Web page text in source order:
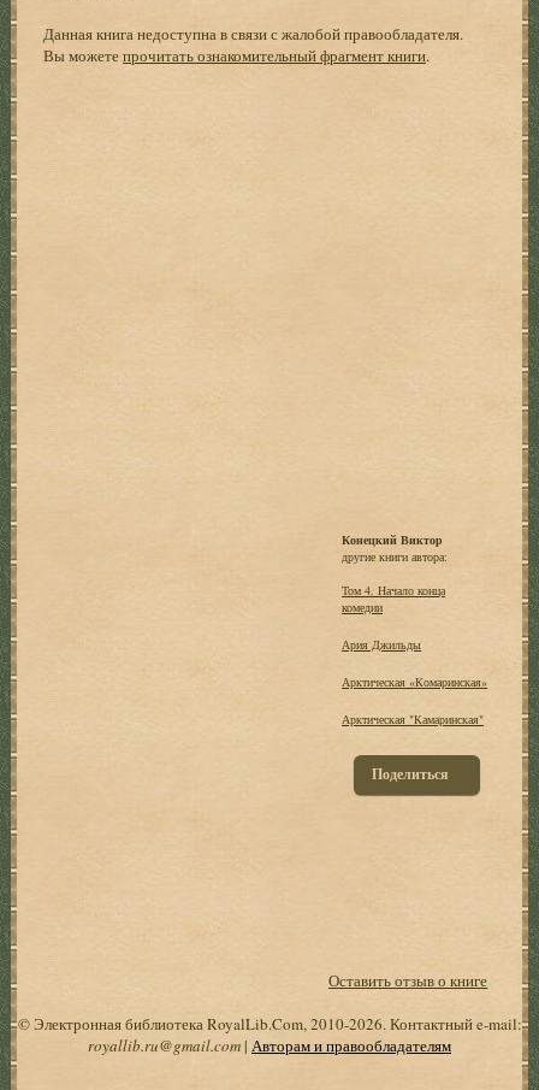
Данная книга недоступна в связи с жалобой правообладателя.
Вы можетепрочитать ознакомительный фрагмент книги.
Конецкий Виктор
другие книги автора:
Том 4. Начало конца
комедии
Ария Джильды
Арктическая «Комаринская»
Арктическая "Камаринская"
Поделиться
Оставить отзыв о книге
© Электронная библиотека RoyalLib.Com, 2010-2026. Контактный e-mail:
royallib.ru@gmail.com| Авторам и правообладателям